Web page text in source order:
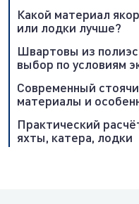
Какой материал
или лодки лучше?
Швартовы из
выбор по условиям
Современный
материалы и
Практический
яхты, катера, лодки